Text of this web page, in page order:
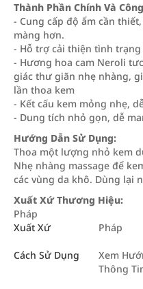
Thành Phần Chính Và
- Cung cấp độ ẩm cần
màng hơn.
- Hỗ trợ cải thiện tình
- Hương hoa cam Neroli
giác thư giãn nhẹ nhàng,
lần thoa kem
- Kết cấu kem mỏng nhẹ,
- Dung tích nhỏ gọn, dễ
Hướng Dẫn Sử Dụng:
Thoa một lượng nhỏ kem
Nhẹ nhàng massage để
các vùng da khô. Dùng lại
Xuất Xứ Thương Hiệu:
Pháp
Xuất Xứ
Pháp
Cách Sử Dụng
Xem
Thông